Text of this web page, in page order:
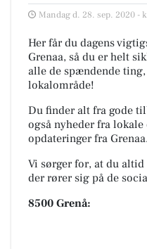
Mandag d. 28. sep. 2020 -
Her får du dagens
Grenaa, så du er helt
alle de spændende
lokalområde!
Du finder alt fra gode
også nyheder fra
opdateringer fra Grenaa.
Vi sørger for, at du
der rører sig på de
8500 Grenå: